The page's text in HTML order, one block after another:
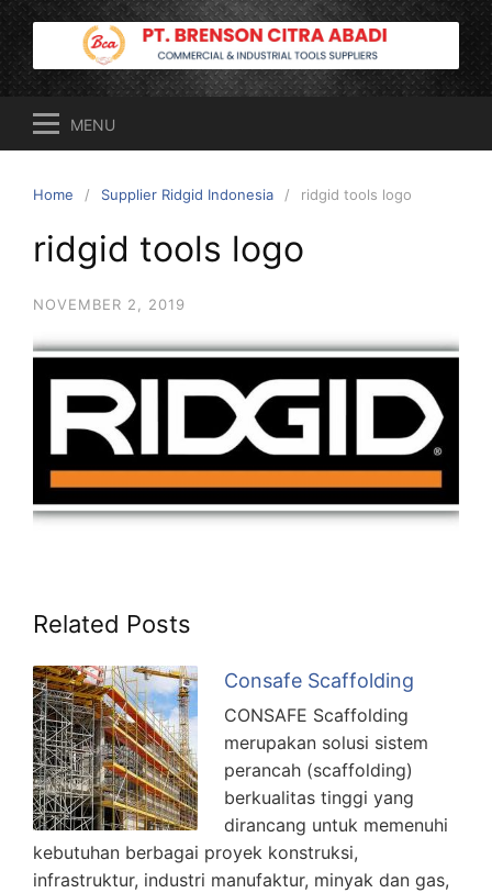
Skip
content
MENU
Home Supplier Ridgid Indonesia ridgid tools logo
ridgid tools logo
NOVEMBER 2, 2019
Related Posts
Consafe Scaffolding
CONSAFE Scaffolding
merupakan solusi sistem
perancah (scaffolding)
berkualitas tinggi yang
dirancang untuk memenuhi
kebutuhan berbagai proyek konstruksi,
infrastruktur, industri manufaktur, minyak dan gas,